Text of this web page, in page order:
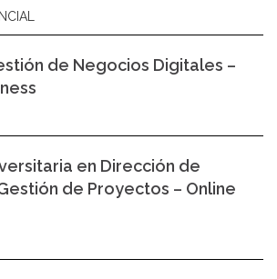
de Negocios Digitales –
en Dirección de
de Proyectos – Online